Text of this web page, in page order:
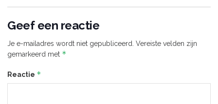
Geef een reactie
Je e-mailadres wordt niet gepubliceerd. Vereiste velden zijn
gemarkeerd met *
Reactie *